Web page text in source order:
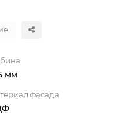
мм
фасада